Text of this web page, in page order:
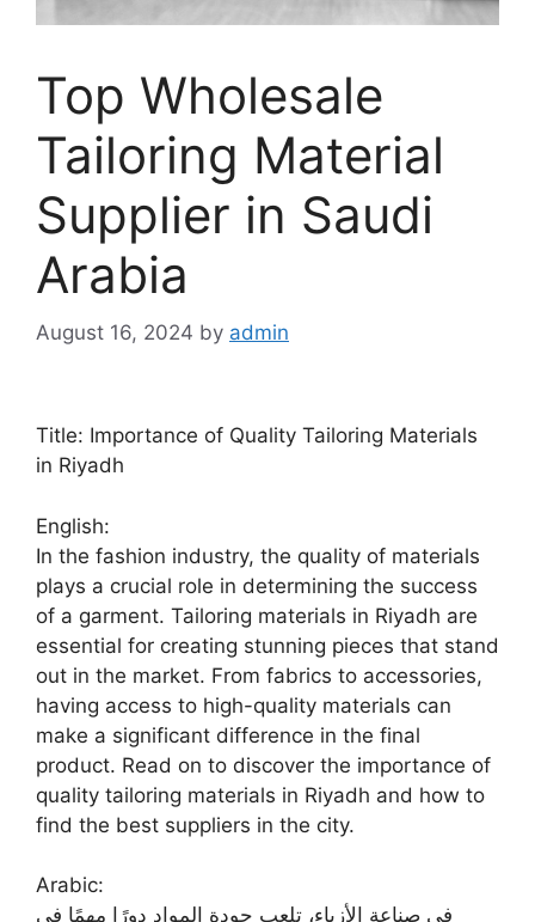
Top Wholesale
Tailoring Material
Supplier in Saudi
Arabia
August 16, 2024 by admin
Title: Importance of Quality Tailoring Materials
in Riyadh
English:
In the fashion industry, the quality of materials
plays a crucial role in determining the success
of a garment. Tailoring materials in Riyadh are
essential for creating stunning pieces that stand
out in the market. From fabrics to accessories,
having access to high-quality materials can
make a significant difference in the final
product. Read on to discover the importance of
quality tailoring materials in Riyadh and how to
find the best suppliers in the city.
Arabic:
في صناعة الأزياء، تلعب جودة المواد دورًا مهمًا في